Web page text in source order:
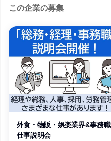
この企業の募集
外食・物販・娯楽業界&事務職
仕事説明会